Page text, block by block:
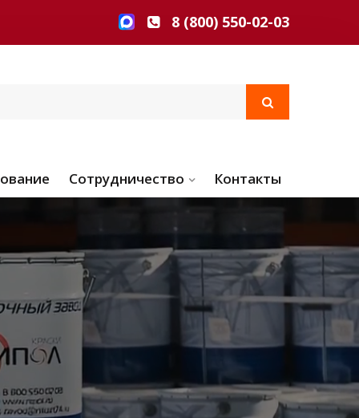
8 (800) 550-02-03
Сотрудничество Контакты